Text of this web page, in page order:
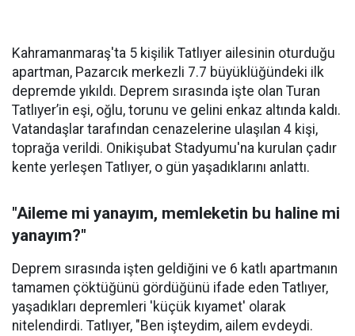
Kahramanmaraş'ta 5 kişilik Tatlıyer ailesinin oturduğu
apartman, Pazarcık merkezli 7.7 büyüklüğündeki ilk
depremde yıkıldı. Deprem sırasında işte olan Turan
Tatlıyer’in eşi, oğlu, torunu ve gelini enkaz altında kaldı.
Vatandaşlar tarafından cenazelerine ulaşılan 4 kişi,
toprağa verildi. Onikişubat Stadyumu'na kurulan çadır
kente yerleşen Tatlıyer, o gün yaşadıklarını anlattı.
"Aileme mi yanayım, memleketin bu haline mi
yanayım?"
Deprem sırasında işten geldiğini ve 6 katlı apartmanın
tamamen çöktüğünü gördüğünü ifade eden Tatlıyer,
yaşadıkları depremleri 'küçük kıyamet' olarak
nitelendirdi. Tatlıyer, "Ben işteydim, ailem evdeydi.